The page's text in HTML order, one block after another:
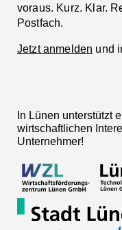
voraus. Kurz. Klar.
Postfach.
Jetzt anmelden und
In Lünen unterstützt
wirtschaftlichen
Unternehmer!